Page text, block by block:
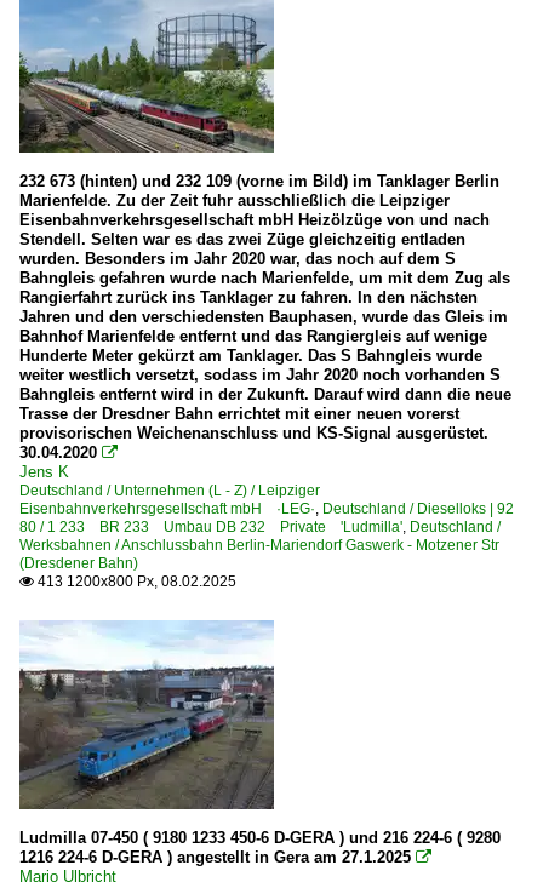
232 673 (hinten) und 232 109 (vorne im Bild) im Tanklager Berlin
Marienfelde. Zu der Zeit fuhr ausschließlich die Leipziger
Eisenbahnverkehrsgesellschaft mbH Heizölzüge von und nach
Stendell. Selten war es das zwei Züge gleichzeitig entladen
wurden. Besonders im Jahr 2020 war, das noch auf dem S
Bahngleis gefahren wurde nach Marienfelde, um mit dem Zug als
Rangierfahrt zurück ins Tanklager zu fahren. In den nächsten
Jahren und den verschiedensten Bauphasen, wurde das Gleis im
Bahnhof Marienfelde entfernt und das Rangiergleis auf wenige
Hunderte Meter gekürzt am Tanklager. Das S Bahngleis wurde
weiter westlich versetzt, sodass im Jahr 2020 noch vorhanden S
Bahngleis entfernt wird in der Zukunft. Darauf wird dann die neue
Trasse der Dresdner Bahn errichtet mit einer neuen vorerst
provisorischen Weichenanschluss und KS-Signal ausgerüstet.
30.04.2020 
Jens K
Deutschland / Unternehmen (L - Z) / Leipziger
Eisenbahnverkehrsgesellschaft mbH ·LEG·, Deutschland / Dieselloks | 92
80 / 1 233 BR 233 Umbau DB 232 Private 'Ludmilla', Deutschland /
Werksbahnen / Anschlussbahn Berlin-Mariendorf Gaswerk - Motzener Str
(Dresdener Bahn)
 413 1200x800 Px, 08.02.2025
Ludmilla 07-450 ( 9180 1233 450-6 D-GERA ) und 216 224-6 ( 9280
1216 224-6 D-GERA ) angestellt in Gera am 27.1.2025 
Mario Ulbricht